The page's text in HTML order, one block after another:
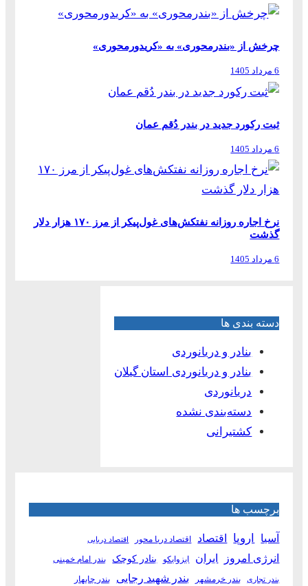
چرخش از «بندرمحوری» به «کریدورمحوری»
6 مرداد 1405
ثبت رکورد جدید در بندر دُقم عمان
6 مرداد 1405
نرخ اجاره روزانه نفتکش‌های غول‌پیکر از مرز ۱۷۰ هزار دلار
گذشت
6 مرداد 1405
دسته بندی ها
بنادر و دریانوردی
بنادر و دریانوردی استان گیلان
دریانوردی
دسته‌بندی نشده
کشتیرانی
برچسب ها
آسیا اروپا اقتصاد اقتصاد دریا محور اقتصاد دریایی
انرژی امروز ایران ایزوایکو بنادر کوچک بندر امام خمینی
بندر تجاری بندر خرمشهر بندر شهید رجایی بندر چابهار